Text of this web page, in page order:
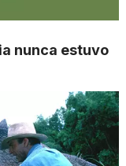
nunca estuvo